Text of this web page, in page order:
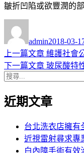
皺折凹陷或欲豐潤的
者
admin佈
日
期:
2018-03-
文
章
導
覽
上一篇文章 上
一
章:
維護社會
下一篇文章 下
文
玻尿酸特
搜
關
近期文章
台北洗衣店擁有
近視雷射尋求專
白內障手術有效